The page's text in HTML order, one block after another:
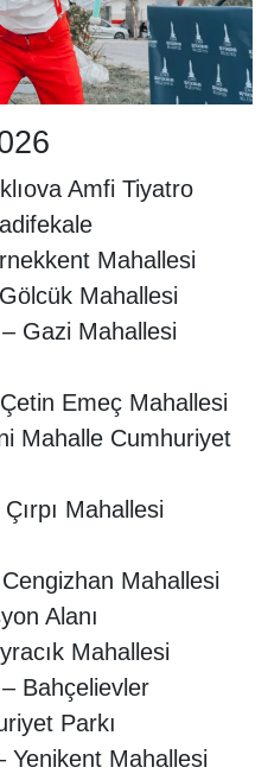
Amfi Tiyatro
Mahallesi
Mahallesi
Gazi Mahallesi
Emeç Mahallesi
Mahalle Cumhuriyet
Mahallesi
Mahallesi
Alanı
Mahallesi
Bahçelievler
Parkı
Yenikent Mahallesi